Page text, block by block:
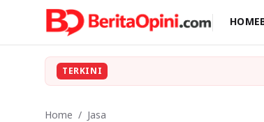
HOME
TERKINI
Home / Jasa